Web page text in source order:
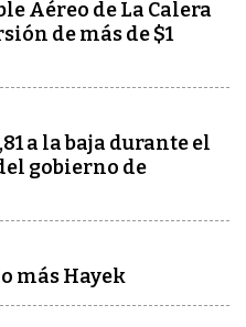
Aéreo de La Calera
de más de $1
a la baja durante el
gobierno de
más Hayek